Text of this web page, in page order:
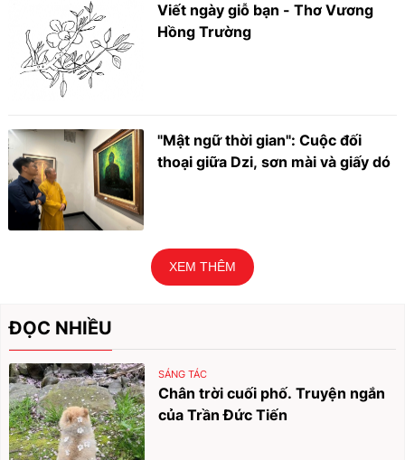
Viết ngày giỗ bạn - Thơ Vương
Hồng Trường
"Mật ngữ thời gian": Cuộc đối
thoại giữa Dzi, sơn mài và giấy dó
XEM THÊM
ĐỌC NHIỀU
SÁNG TÁC
Chân trời cuối phố. Truyện ngắn
của Trần Đức Tiến